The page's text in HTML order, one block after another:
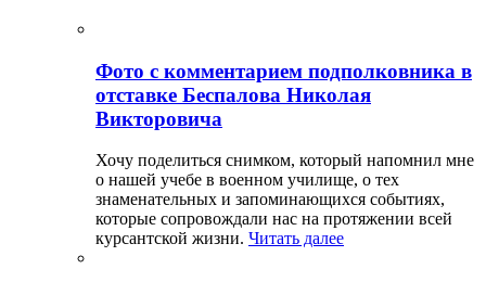
Фото с комментарием подполковника в
отставке Беспалова Николая
Викторовича
Хочу поделиться снимком, который напомнил мне
о нашей учебе в военном училище, о тех
знаменательных и запоминающихся событиях,
которые сопровождали нас на протяжении всей
курсантской жизни. Читать далее